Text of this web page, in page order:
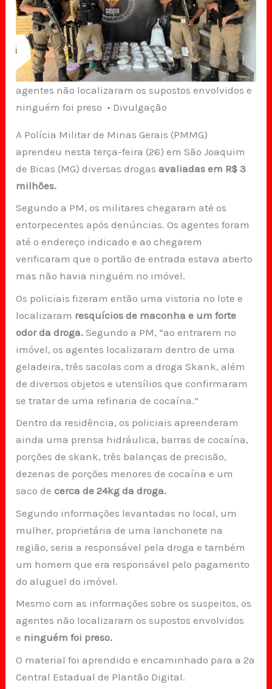
agentes não localizaram os supostos envolvidos e
ninguém foi preso • Divulgação
A Polícia Militar de Minas Gerais (PMMG)
aprendeu nesta terça-feira (26) em São Joaquim
de Bicas (MG) diversas drogasavaliadas em R$ 3
milhões.
Segundo a PM, os militares chegaram até os
entorpecentes após denúncias. Os agentes foram
até o endereço indicado e ao chegarem
verificaram que o portão de entrada estava aberto
mas não havia ninguém no imóvel.
Os policiais fizeram então uma vistoria no lote e
localizaram resquícios de maconha e um forte
odor da droga. Segundo a PM, “ao entrarem no
imóvel, os agentes localizaram dentro de uma
geladeira, três sacolas com a droga Skank, além
de diversos objetos e utensílios que confirmaram
se tratar de uma refinaria de cocaína.”
Dentro da residência, os policiais apreenderam
ainda uma prensa hidráulica, barras de cocaína,
porções de skank, três balanças de precisão,
dezenas de porções menores de cocaína e um
saco decerca de 24kg da droga.
Segundo informações levantadas no local, um
mulher, proprietária de uma lanchonete na
região, seria a responsável pela droga e também
um homem que era responsável pelo pagamento
do aluguel do imóvel.
Mesmo com as informações sobre os suspeitos, os
agentes não localizaram os supostos envolvidos
e ninguém foi preso.
O material foi aprendido e encaminhado para a 2ª
Central Estadual de Plantão Digital.